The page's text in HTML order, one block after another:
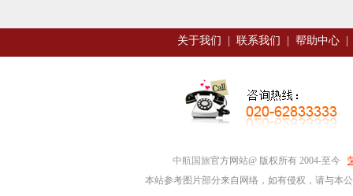
关于我们 联系我们 帮助中心
中航国旅官方网站@ 版权所有 2004-至今
本站参考图片部分来自网络，如有侵权，请与本